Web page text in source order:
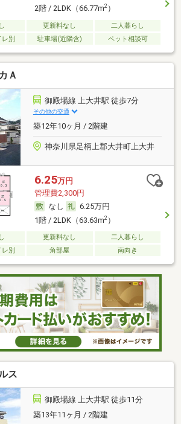
2階 / 2LDK（66.77m2）
更新料なし
二人暮らし
レ別
駐車場(近隣含) ペット相談可
Ａ
御殿場線 上大井駅 徒歩7分
その他の交通
築12年10ヶ月 / 2階建
神奈川県足柄上郡大井町上大井
6.25万円
管理費2,300円
なし
6.25万円
1階 / 2LDK（63.63m2）
更新料なし
二人暮らし
別
角部屋 南向き
ス
御殿場線 上大井駅 徒歩11分
築13年11ヶ月 / 2階建